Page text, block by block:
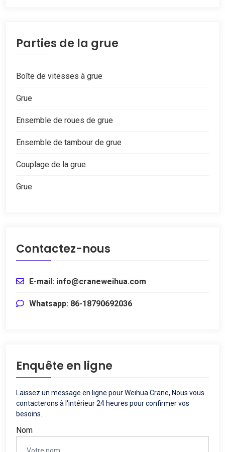
Parties de la grue
Boîte de vitesses à grue
Grue
Ensemble de roues de grue
Ensemble de tambour de grue
Couplage de la grue
Grue
Contactez-nous
E-mail: info@craneweihua.com
Whatsapp: 86-18790692036
Enquête en ligne
Laissez un message en ligne pour Weihua Crane, Nous vous
contacterons à l'intérieur 24 heures pour confirmer vos
besoins.
Nom